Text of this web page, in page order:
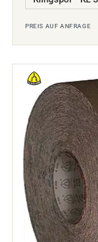
PREIS AUF ANFRAGE